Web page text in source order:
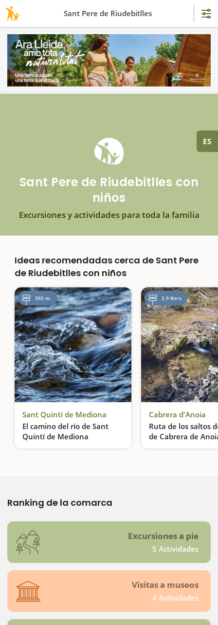
ES
Sant Pere de Riudebitlles con
niños
Excursiones y actividades para toda la familia
Ideas recomendadas cerca de Sant Pere
de Riudebitlles con niños
392 m.
Sant Quintí de Mediona
El camino del río de Sant
Quintí de Mediona
Un río muy vivo
2,9 Km's
Cabrera d'Anoia
Ruta de los saltos
de Cabrera de
Descenso de
Ranking de la comarca
Excursiones a pie
5 Actividades
Visitas a museos
4 Actividades
Sant Pere de Riudebitlles